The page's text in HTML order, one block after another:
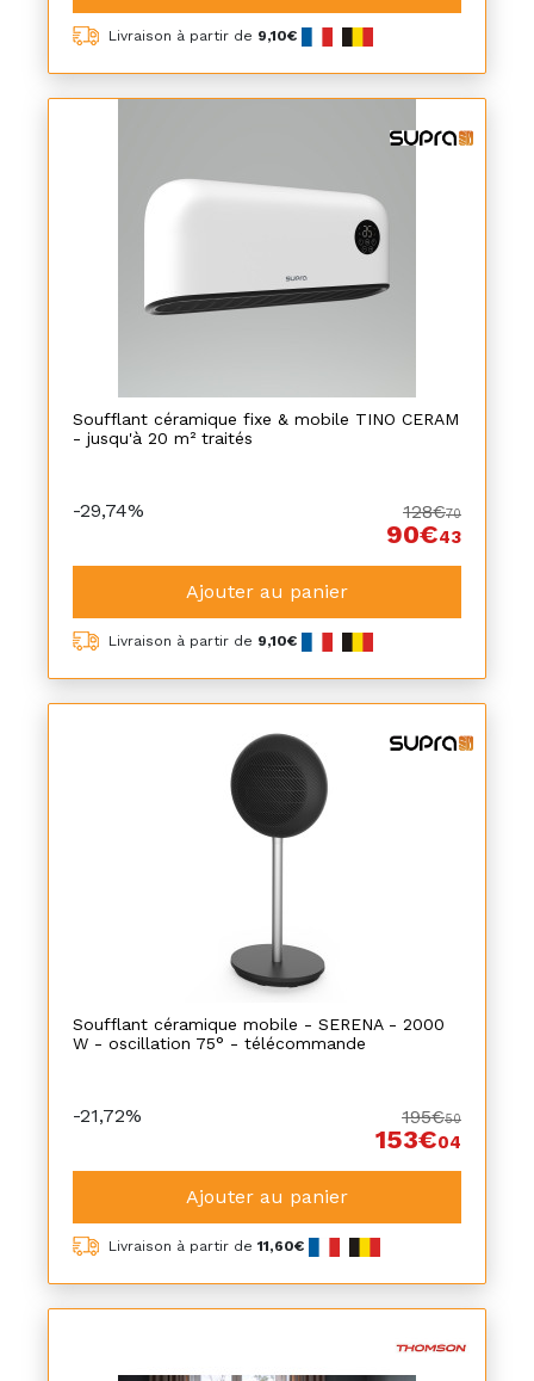
Livraison à partir de 9,10€
Soufflant céramique fixe & mobile TINO CERAM
- jusqu'à 20 m² traités
-29,74% 128€70
90€43
Ajouter au panier
Livraison à partir de 9,10€
Soufflant céramique mobile - SERENA - 2000
W - oscillation 75° - télécommande
-21,72% 195€50
153€04
Ajouter au panier
Livraison à partir de 11,60€